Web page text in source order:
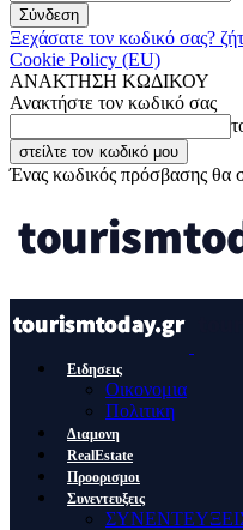
Ξεχάσατε τον κωδικό σας?
Cookie Policy (EU)
ΑΝΑΚΤΗΣΗ ΚΩΔΙΚΟΥ
Ανακτήστε τον κωδικό σας
Ένας κωδικός πρόσβασης θα
Ειδησεις
Οικονομια
Πολιτικη
Διαμονη
RealEstate
Προορισμοι
Συνεντευξεις